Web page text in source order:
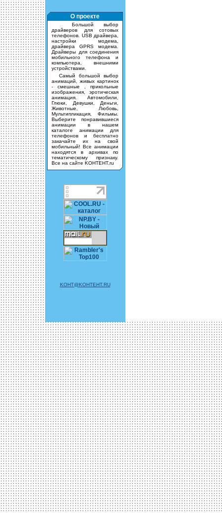
О проекте
Большой выбор
драйверов для сотовых
телефонов. USB драйвера,
настройки модема,
драйвера GPRS модема.
Драйверы для соединения
мобильного телефона и
компьютера, внешними
устройствами.
Самый большой выбор
анимаций, живых картинок
- смешные , прикольные
изображения, эротическая
анимация. Автомобили,
Глюки, Девушки, Деньги,
Животные, Любовь,
Мультипликация, Фильмы.
Выберите понравившиеся
анимации в нашем
каталоге анимации для
телефонов и бесплатно
закачайте их на свой
мобильный! Все анимации
находятся в архивах по
тематическому признаку.
Все на сайте KOHTEHT.ru
KOHT@KOHTEHT.RU